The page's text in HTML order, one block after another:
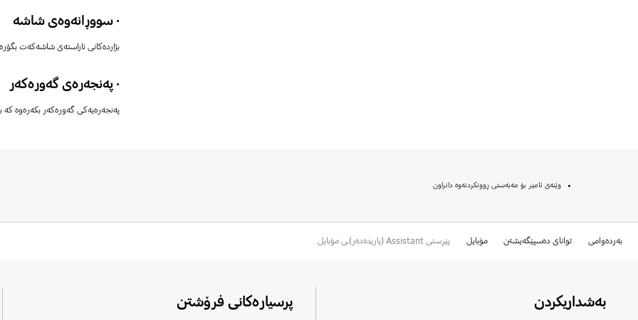
· سووڕانەوەی شاشە
بژاردەکانی ئاراستەی شاشەکەت
· پەنجەرەی گەورەکەر
پەنجەرەیەکی گەورەکەر بکەرەوە کە
وێنەی ئامێر بۆ مەبەستی ڕوونكردنەوە دانراون
بەردەوامی توانای دەسپێگەیشتن مۆبایل پێڕستی Assistant (یاریدەدەر)ـی مۆبایل
بەشداریکردن پرسیارەکانی فرۆشتن